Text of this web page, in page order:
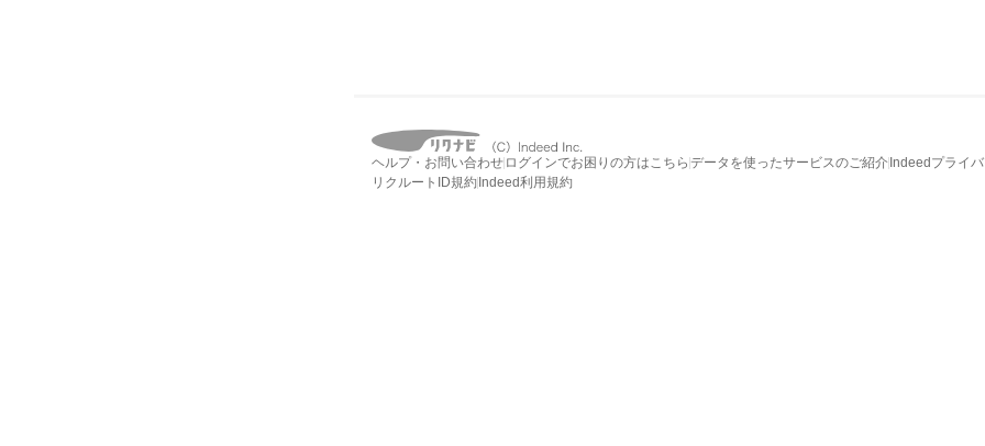
ヘルプ・お問い合わせ ログインでお困りの方はこちら データを使ったサービスのご紹介 Indeedプライ
リクルートID規約 Indeed利用規約